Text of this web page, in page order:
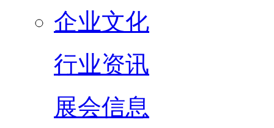
企业文化
行业资讯
展会信息